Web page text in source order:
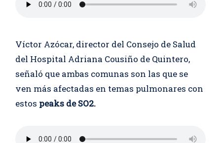
Víctor Azócar, director del Consejo de Salud
del Hospital Adriana Cousiño de Quintero,
señaló que ambas comunas son las que se
ven más afectadas en temas pulmonares con
estos peaks de SO2.